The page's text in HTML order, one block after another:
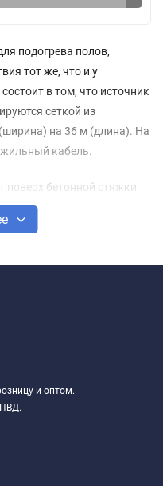
подогрева полов,
тот же, что и у
в том, что источник
сеткой из
на 36 м (длина). На
кабель.
бетонной стяжки.
Затруднения могут
помещение имеет
используют датчики и
энергия
на изменение
Twowin по цене от
по номеру телефона
и оптом.